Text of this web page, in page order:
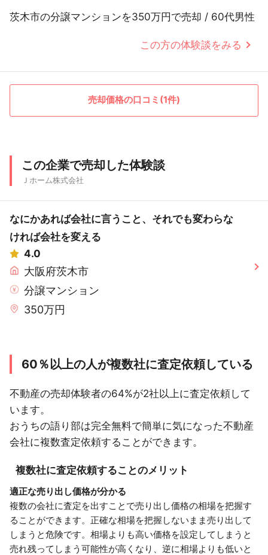
茨木市の分譲マンションを350万円で売却 / 60代男性
この方の体験談をみる
売却価格の口コミ(1件)
この企業で売却した体験談
Ｊホーム株式会社
なにかあれば会社に言うこと、それでも変わらな
ければ会社を変える
4.0
大阪府茨木市
分譲マンション
350万円
60％以上の人が複数社に査定依頼している
不動産の売却体験者の64%が2社以上に査定依頼して
います。
おうちの語り部は完全無料で簡単に気になった不動産
会社に複数査定依頼することができます。
複数社に査定依頼することのメリット
適正な売り出し価格が分かる
複数の会社に査定を出すことで売り出し価格の相場を把握す
ることができます。正確な相場を把握しないまま売り出して
しまうと危険です。相場よりも高い価格を設定してしまうと
売れ残ってしまう可能性が高くなり、逆に相場よりも低いと